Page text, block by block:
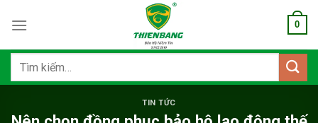
qua
dung
0
Tìm
TIN TỨC